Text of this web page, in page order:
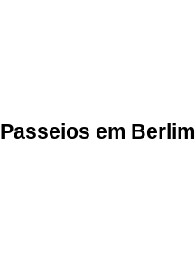
Passeios em Berlim